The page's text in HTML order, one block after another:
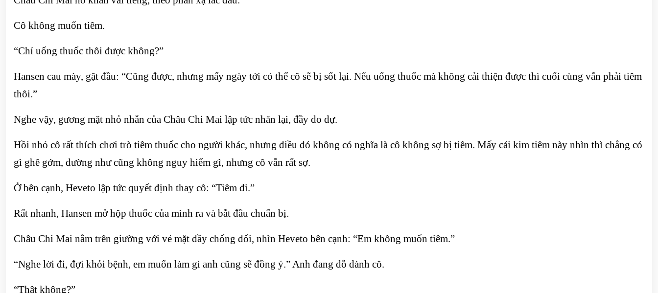
Cô không muốn tiêm.
“Chỉ uống thuốc thôi được không?”
Hansen cau mày, gật đầu: “Cũng được, nhưng mấy ngày tới có thể cô sẽ bị sốt lại. Nếu uống thuốc mà không cải thiện được thì cuối cùng vẫn phải tiêm
thôi.”
Nghe vậy, gương mặt nhỏ nhắn của Châu Chi Mai lập tức nhăn lại, đầy do dự.
Hồi nhỏ cô rất thích chơi trò tiêm thuốc cho người khác, nhưng điều đó không có nghĩa là cô không sợ bị tiêm. Mấy cái kim tiêm này nhìn thì chẳng có
gì ghê gớm, dường như cũng không nguy hiểm gì, nhưng cô vẫn rất sợ.
Ở bên cạnh, Heveto lập tức quyết định thay cô: “Tiêm đi.”
Rất nhanh, Hansen mở hộp thuốc của mình ra và bắt đầu chuẩn bị.
Châu Chi Mai nằm trên giường với vẻ mặt đầy chống đối, nhìn Heveto bên cạnh: “Em không muốn tiêm.”
“Nghe lời đi, đợi khỏi bệnh, em muốn làm gì anh cũng sẽ đồng ý.” Anh đang dỗ dành cô.
“Thật không?”